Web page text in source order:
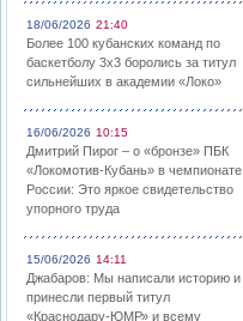
18/06/2026 21:40
Более 100 кубанских команд по
баскетболу 3х3 боролись за титул
сильнейших в академии «Локо»
16/06/2026 10:15
Дмитрий Пирог – о «бронзе» ПБК
«Локомотив-Кубань» в чемпионате
России: Это яркое свидетельство
упорного труда
15/06/2026 14:11
Джабаров: Мы написали историю и
принесли первый титул
«Краснодару-ЮМР» и всему